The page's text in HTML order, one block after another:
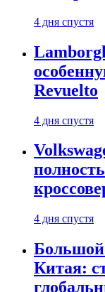
4 дня спустя
Revuelto
4 дня спустя
4 дня спустя
Большой
Китая: